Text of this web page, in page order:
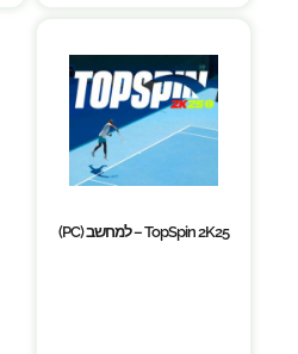
TopSpin 2K25 – למחשב (PC)